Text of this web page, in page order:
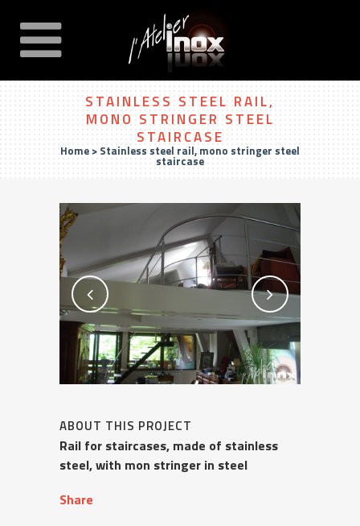
STAINLESS STEEL RAIL,
MONO STRINGER STEEL
STAIRCASE
Home > Stainless steel rail, mono stringer steel
staircase
ABOUT THIS PROJECT
Rail for staircases, made of stainless
steel, with mon stringer in steel
Share